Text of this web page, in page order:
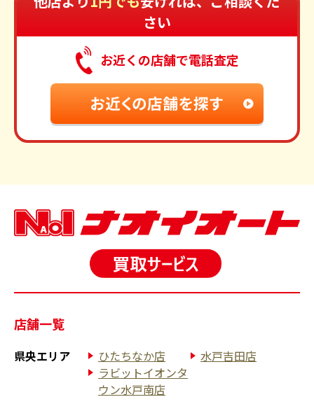
さい
お近くの店舗で電話査定
店舗一覧
県央エリア ひたちなか店
水戸吉田店
ラビットイオンタ
ウン水戸南店